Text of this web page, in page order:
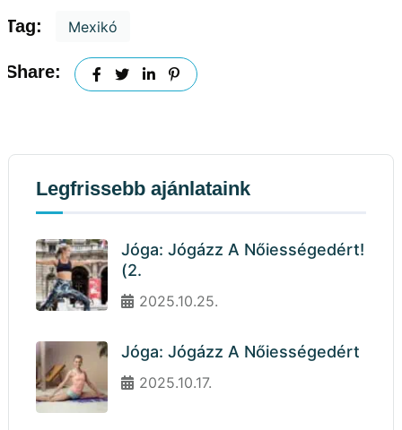
Tag: Mexikó
Share:
Legfrissebb ajánlataink
Jóga: Jógázz A Nőiességedért!
(2.
2025.10.25.
Jóga: Jógázz A Nőiességedért
2025.10.17.